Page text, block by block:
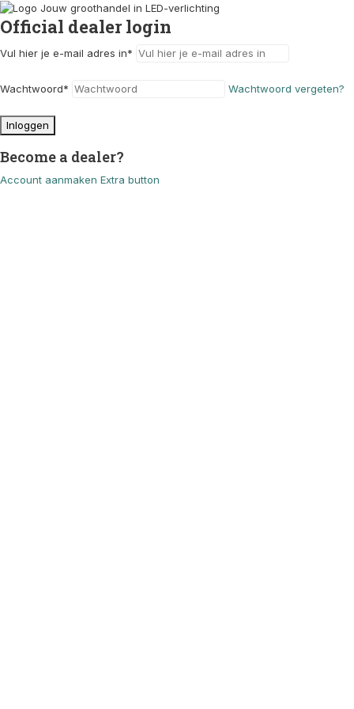
Official dealer login
Vul hier je e-mail adres in*
Wachtwoord* Wachtwoord vergeten?
Inloggen
Become a dealer?
Account aanmaken Extra button